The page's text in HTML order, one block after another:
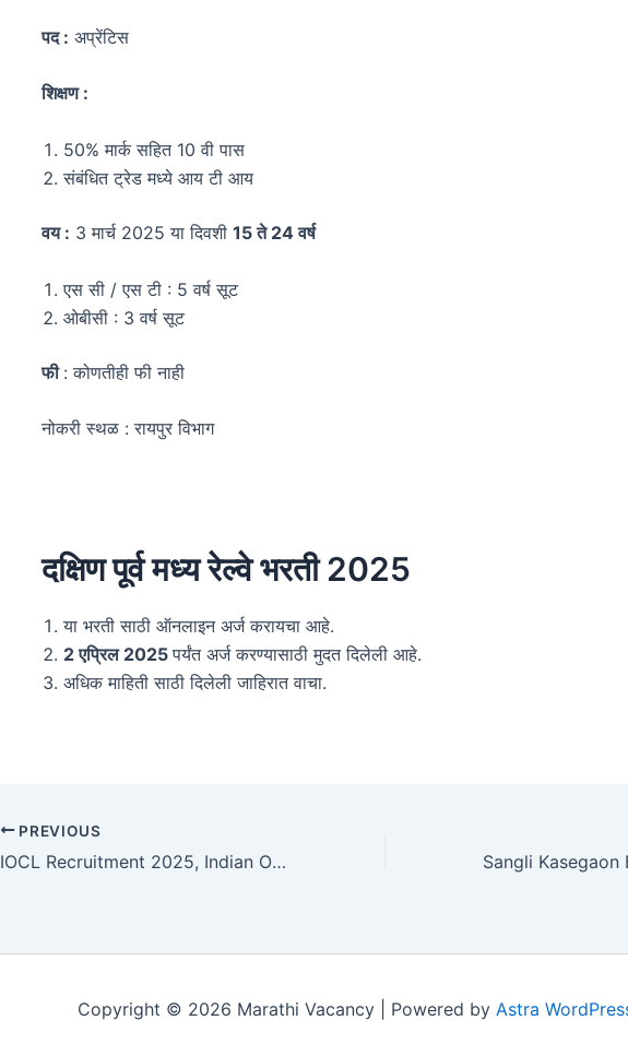
पद : अप्रेंटिस
शिक्षण :
50% मार्क सहित 10 वी पास
संबंधित ट्रेड मध्ये आय टी आय
वय : 3 मार्च 2025 या दिवशी 15 ते 24 वर्ष
एस सी / एस टी : 5 वर्ष सूट
ओबीसी : 3 वर्ष सूट
फी : कोणतीही फी नाही
नोकरी स्थळ : रायपुर विभाग
दक्षिण पूर्व मध्य रेल्वे भरती 2025
या भरती साठी ऑनलाइन अर्ज करायचा आहे.
2 एप्रिल 2025पर्यंत अर्ज करण्यासाठी मुदत दिलेली आहे.
अधिक माहिती साठी दिलेली जाहिरात वाचा.
Post
navigation
PREVIOUS
IOCL Recruitment 2025, Indian Oil Bharti 2025 Maharashtra
Copyright © 2026 Marathi Vacancy | Powered by Astra